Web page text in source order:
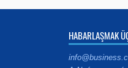
HABARLAŞMAK